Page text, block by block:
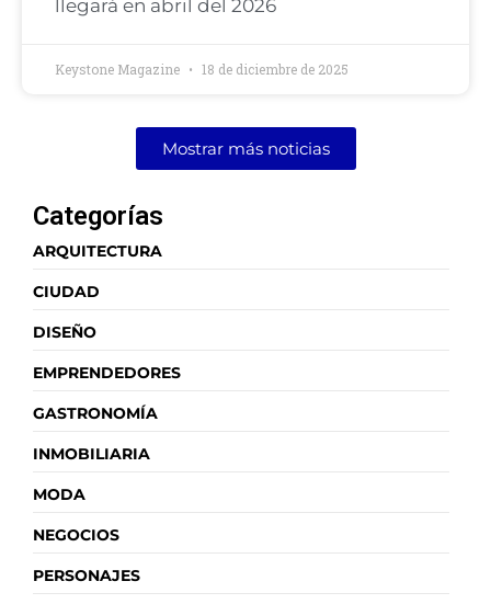
llegará en abril del 2026
Keystone Magazine 18 de diciembre de 2025
Mostrar más noticias
Categorías
ARQUITECTURA
CIUDAD
DISEÑO
EMPRENDEDORES
GASTRONOMÍA
INMOBILIARIA
MODA
NEGOCIOS
PERSONAJES